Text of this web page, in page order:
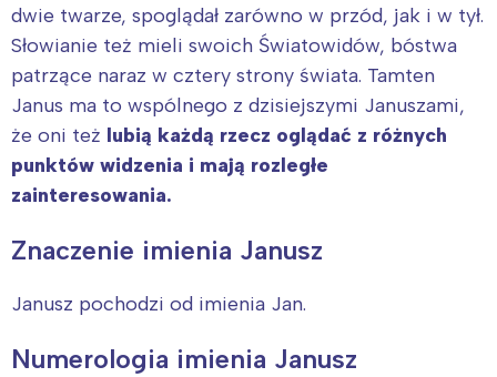
dwie twarze, spoglądał zarówno w przód, jak i w tył.
Słowianie też mieli swoich Światowidów, bóstwa
patrzące naraz w cztery strony świata. Tamten
Janus ma to wspólnego z dzisiejszymi Januszami,
że oni też lubią każdą rzecz oglądać z różnych
punktów widzenia i mają rozległe
zainteresowania.
Znaczenie imienia Janusz
Janusz pochodzi od imienia Jan.
Numerologia imienia Janusz